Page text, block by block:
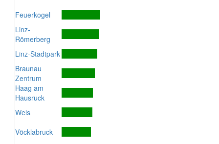
Feuerkogel
Linz-
Römerberg
Linz-Stadtpark
Braunau
Zentrum
Haag am
Hausruck
Wels
Vöcklabruck